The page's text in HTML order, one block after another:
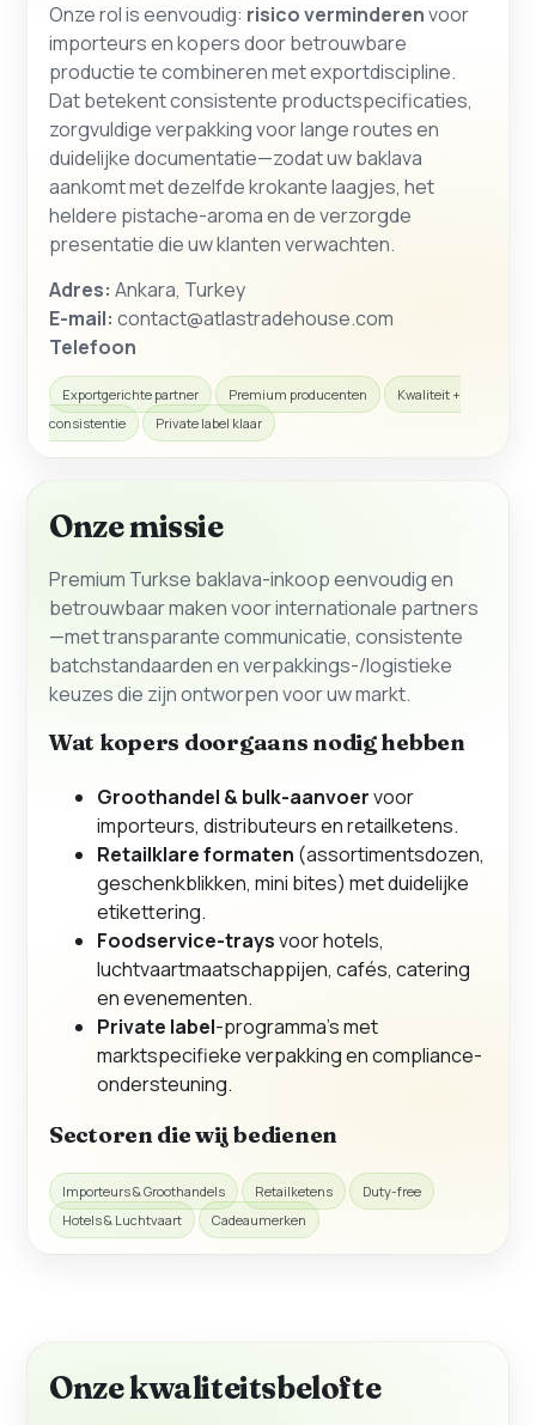
Onze rol is eenvoudig: risico verminderenvoor
importeurs en kopers door betrouwbare
productie te combineren met exportdiscipline.
Dat betekent consistente productspecificaties,
zorgvuldige verpakking voor lange routes en
duidelijke documentatie—zodat uw baklava
aankomt met dezelfde krokante laagjes, het
heldere pistache-aroma en de verzorgde
presentatie die uw klanten verwachten.
Adres: Ankara, Turkey
E-mail: contact@atlastradehouse.com
Telefoon
Exportgerichte partner Premium producenten
Kwaliteit +
consistentie
Private label klaar
Onze missie
Premium Turkse baklava-inkoop eenvoudig en
betrouwbaar maken voor internationale partners
—met transparante communicatie, consistente
batchstandaarden en verpakkings-/logistieke
keuzes die zijn ontworpen voor uw markt.
Wat kopers doorgaans nodig hebben
Groothandel & bulk-aanvoervoor
importeurs, distributeurs en retailketens.
Retailklare formaten (assortimentsdozen,
geschenkblikken, mini bites) met duidelijke
etikettering.
Foodservice-traysvoor hotels,
luchtvaartmaatschappijen, cafés, catering
en evenementen.
Private label-programma’s met
marktspecifieke verpakking en compliance-
ondersteuning.
Sectoren die wij bedienen
Importeurs & Groothandels Retailketens
Duty-free
Hotels & Luchtvaart
Cadeaumerken
Onze kwaliteitsbelofte